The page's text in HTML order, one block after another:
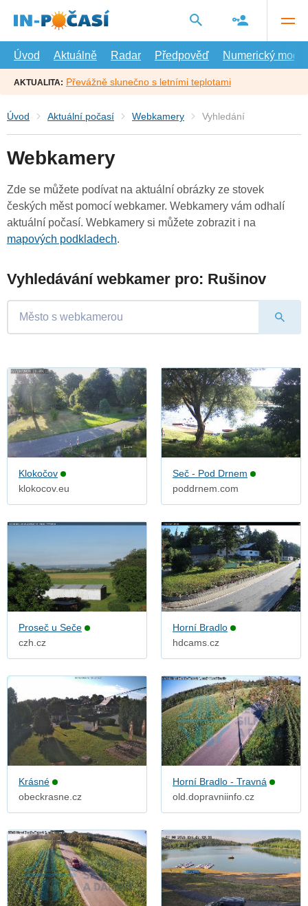
hlavní
Úvod
Aktuálně Radar Předpověď Numerický model
AKTUALITA: Převážně slunečno s letními teplotami
Úvod Aktuální počasí Webkamery Vyhledání
Webkamery
Zde se můžete podívat na aktuální obrázky ze stovek
českých měst pomocí webkamer. Webkamery vám odhalí
aktuální počasí. Webkamery si můžete zobrazit i na
mapových podkladech.
Vyhledávání webkamer pro: Rušinov
Klokočov
klokocov.eu
Seč - Pod Drnem
poddrnem.com
Proseč u Seče
czh.cz
Horní Bradlo
hdcams.cz
Krásné
obeckrasne.cz
Horní Bradlo - Travná
old.dopravniinfo.cz